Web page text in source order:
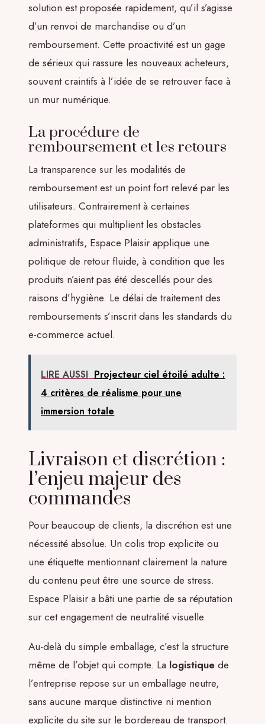
solution est proposée rapidement, qu’il s’agisse
d’un renvoi de marchandise ou d’un
remboursement. Cette proactivité est un gage
de sérieux qui rassure les nouveaux acheteurs,
souvent craintifs à l’idée de se retrouver face à
un mur numérique.
La procédure de
remboursement et les retours
La transparence sur les modalités de
remboursement est un point fort relevé par les
utilisateurs. Contrairement à certaines
plateformes qui multiplient les obstacles
administratifs, Espace Plaisir applique une
politique de retour fluide, à condition que les
produits n’aient pas été descellés pour des
raisons d’hygiène. Le délai de traitement des
remboursements s’inscrit dans les standards du
e-commerce actuel.
LIRE AUSSI Projecteur ciel étoilé adulte :
4 critères de réalisme pour une
immersion totale
Livraison et discrétion :
l’enjeu majeur des
commandes
Pour beaucoup de clients, la discrétion est une
nécessité absolue. Un colis trop explicite ou
une étiquette mentionnant clairement la nature
du contenu peut être une source de stress.
Espace Plaisir a bâti une partie de sa réputation
sur cet engagement de neutralité visuelle.
Au-delà du simple emballage, c’est la structure
même de l’objet qui compte. La logistique de
l’entreprise repose sur un emballage neutre,
sans aucune marque distinctive ni mention
explicite du site sur le bordereau de transport.